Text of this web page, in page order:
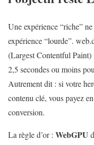
Une expérience “riche”
expérience “lourde”.
(Largest Contentful
2,5 secondes ou moins
Autrement dit : si votre
contenu clé, vous payez
conversion.
La règle d’or : WebGPU